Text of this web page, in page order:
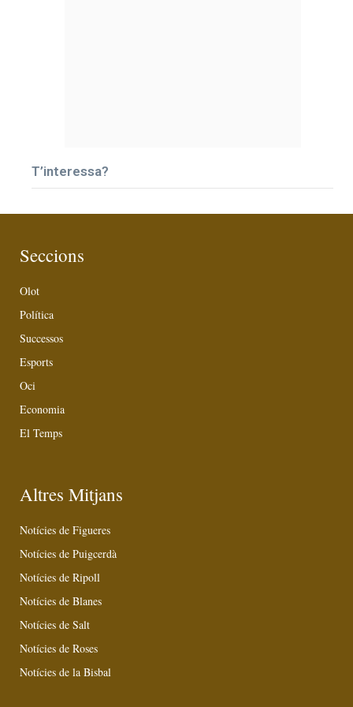
T’interessa?
Seccions
Olot
Política
Successos
Esports
Oci
Economia
El Temps
Altres Mitjans
Notícies de Figueres
Notícies de Puigcerdà
Notícies de Ripoll
Notícies de Blanes
Notícies de Salt
Notícies de Roses
Notícies de la Bisbal